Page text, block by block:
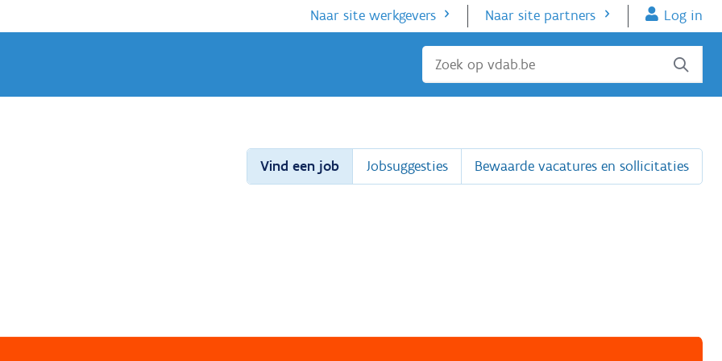
Naar site werkgevers Naar site partners Log in
Sluiten
Vind een job Jobsuggesties Bewaarde vacatures en sollicitaties